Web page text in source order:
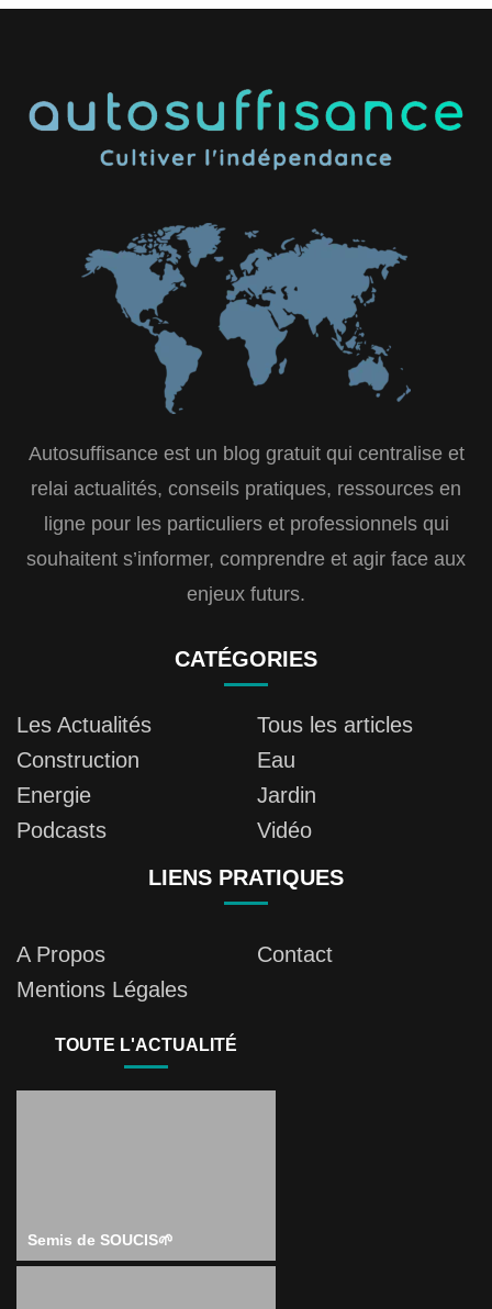
Autosuffisance est un blog gratuit qui centralise et
relai actualités, conseils pratiques, ressources en
ligne pour les particuliers et professionnels qui
souhaitent s’informer, comprendre et agir face aux
enjeux futurs.
CATÉGORIES
Les Actualités
Tous les articles
Construction
Eau
Energie
Jardin
Podcasts
Vidéo
LIENS PRATIQUES
A Propos
Contact
Mentions Légales
TOUTE L'ACTUALITÉ
Semis de SOUCIS🌱